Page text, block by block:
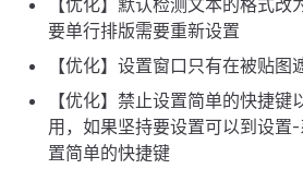
要单行排版需要重新设置
【优化】设置窗口只有在被贴图
【优化】禁止设置简单的快捷键
用，如果坚持要设置可以到设置
置简单的快捷键